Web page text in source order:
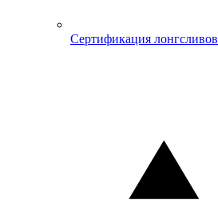
Сертификация лонгсливов